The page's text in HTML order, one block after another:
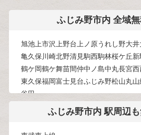
ふじみ野市内 全域
旭池上市沢上野台上ノ原うれし野大井
亀久保川崎北野清見駒西駒林桜ケ丘
鶴ケ岡鶴ケ舞苗間仲中ノ島中丸長宮西
東久保福岡富士見台ふじみ野松山丸山
谷田
ふじみ野市内 駅周辺